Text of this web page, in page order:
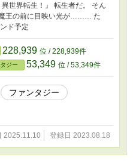
世界転生！』 転生者だ。 そん
王の前に目映い光が……… た
ド予定
228,939 位 / 228,939件
ジー 53,349 位 / 53,349件
ファンタジー
2025.11.10 登録日 2023.08.18